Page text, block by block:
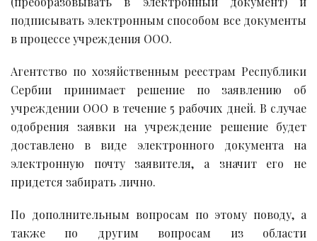
подписывать электронным способом все документы
в процессе учреждения ООО.
Агентство по хозяйственным реестрам Республики
Сербии принимает решение по заявлению об
учреждении ООО в течение 5 рабочих дней. В случае
одобрения заявки на учреждение решение будет
доставлено в виде электронного документа на
электронную почту заявителя, а значит его не
придется забирать лично.
По дополнительным вопросам по этому поводу, а
также по другим вопросам из области